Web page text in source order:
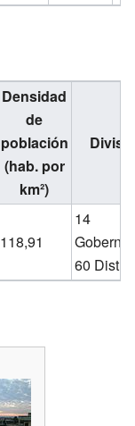
Densidad
de
población
(hab. por
km²)
118,91
14
60